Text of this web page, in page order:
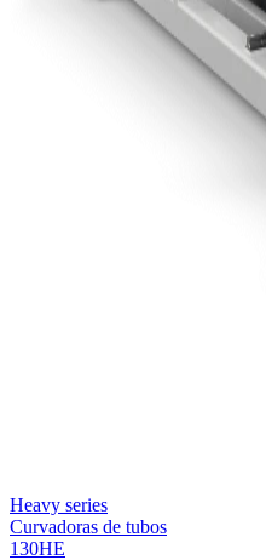
Heavy series
Curvadoras de tubos
130HE